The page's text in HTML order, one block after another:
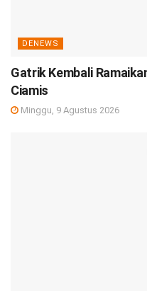
DENEWS
Gatrik Kembali
Ciamis
Minggu, 9 Agustus 2026